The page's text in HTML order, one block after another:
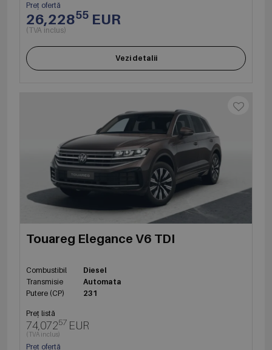
Preț ofertă
26,22855 EUR
(TVA inclus)
Vezi detalii
Touareg Elegance V6 TDI
Combustibil
Diesel
Transmisie
Automata
Putere (CP)
231
Preț listă
74,07257 EUR
(TVA inclus)
Preț ofertă